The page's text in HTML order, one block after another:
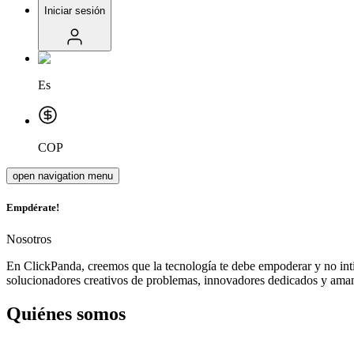
Iniciar sesión
Es
COP
open navigation menu
Empdérate!
Nosotros
En ClickPanda, creemos que la tecnología te debe empoderar y no
solucionadores creativos de problemas, innovadores dedicados y
Quiénes somos